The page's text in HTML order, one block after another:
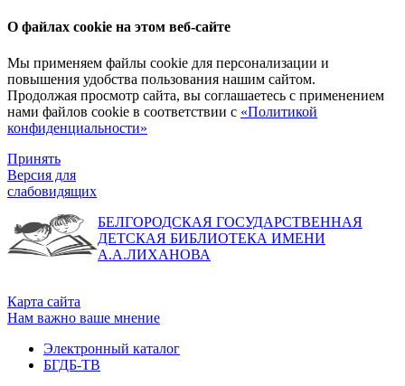
О файлах cookie на этом веб-сайте
Мы применяем файлы cookie для персонализации и
повышения удобства пользования нашим сайтом.
Продолжая просмотр сайта, вы соглашаетесь с применением
нами файлов cookie в соответствии с «Политикой
конфиденциальности»
Принять
Версия для
слабовидящих
БЕЛГОРОДСКАЯ ГОСУДАРСТВЕННАЯ
ДЕТСКАЯ БИБЛИОТЕКА ИМЕНИ
А.А.ЛИХАНОВА
Карта сайта
Нам важно ваше мнение
Электронный каталог
БГДБ-ТВ